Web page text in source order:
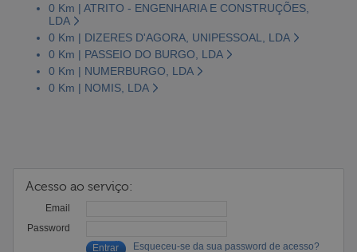
0 Km | ATRITO - ENGENHARIA E CONSTRUÇÕES,
LDA
0 Km | DIZERES D'AGORA, UNIPESSOAL, LDA
0 Km | PASSEIO DO BURGO, LDA
0 Km | NUMERBURGO, LDA
0 Km | NOMIS, LDA
Acesso ao serviço:
Email
Password
Esqueceu-se da sua password de acesso?